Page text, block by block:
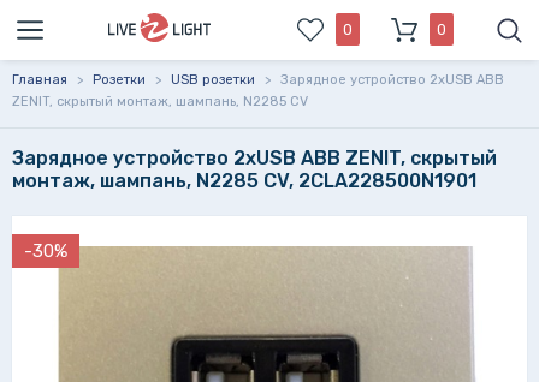
0 0
Главная > Розетки > USB розетки >
Зарядное устройство 2xUSB ABB
ZENIT, скрытый монтаж, шампань, N2285 CV
Зарядное устройство 2xUSB ABB ZENIT, скрытый
монтаж, шампань, N2285 CV, 2CLA228500N1901
-30%